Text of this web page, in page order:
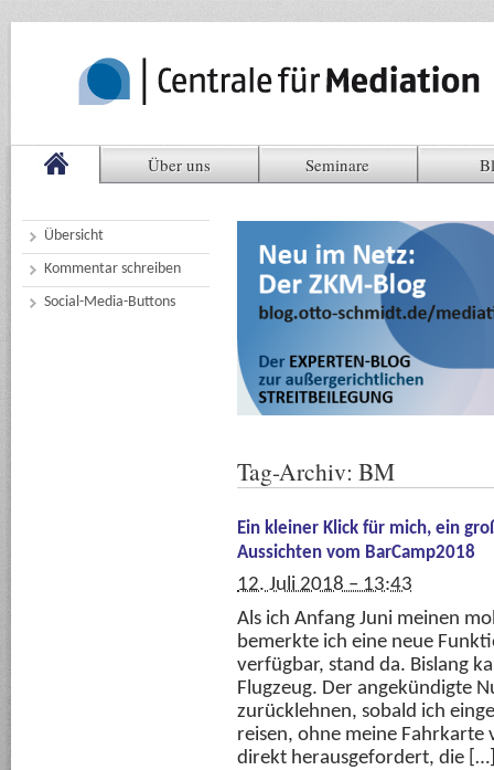
Über uns Seminare
Übersicht
Kommentar schreiben
Social-Media-Buttons
Tag-Archiv: BM
Ein kleiner Klick für mich, ein
Aussichten vom BarCamp2018
12. Juli 2018 – 13:43
Als ich Anfang Juni meinen
bemerkte ich eine neue
verfügbar, stand da. Bislang
Flugzeug. Der angekündigte
zurücklehnen, sobald ich
reisen, ohne meine Fahrkarte
direkt herausgefordert, die